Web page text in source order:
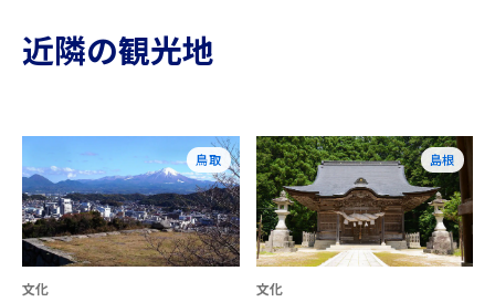
近隣の観光地
鳥取
文化
島根
文化